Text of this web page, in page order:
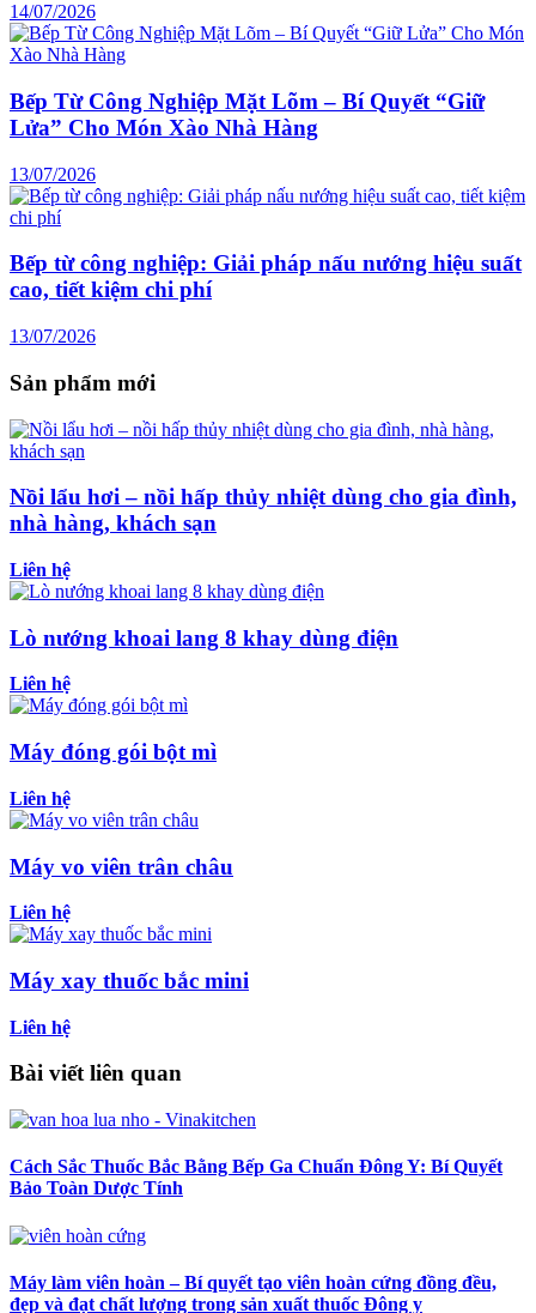
14/07/2026
Bếp Từ Công Nghiệp Mặt Lõm – Bí Quyết “Giữ
Lửa” Cho Món Xào Nhà Hàng
13/07/2026
Bếp từ công nghiệp: Giải pháp nấu nướng hiệu suất
cao, tiết kiệm chi phí
13/07/2026
Sản phẩm mới
Nồi lẩu hơi – nồi hấp thủy nhiệt dùng cho gia đình,
nhà hàng, khách sạn
Liên hệ
Lò nướng khoai lang 8 khay dùng điện
Liên hệ
Máy đóng gói bột mì
Liên hệ
Máy vo viên trân châu
Liên hệ
Máy xay thuốc bắc mini
Liên hệ
Bài viết liên quan
Cách Sắc Thuốc Bắc Bằng Bếp Ga Chuẩn Đông Y: Bí Quyết
Bảo Toàn Dược Tính
Máy làm viên hoàn – Bí quyết tạo viên hoàn cứng đồng đều,
đẹp và đạt chất lượng trong sản xuất thuốc Đông y